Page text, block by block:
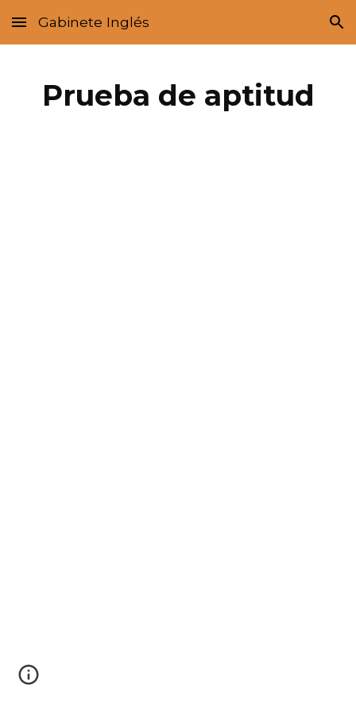
Skip to main content Skip to navigation
Gabinete Inglés
Prueba de aptitud